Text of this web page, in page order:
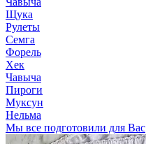
Щука
Рулеты
Семга
Форель
Хек
Чавыча
Пироги
Муксун
Нельма
Мы все подготовили для Вас